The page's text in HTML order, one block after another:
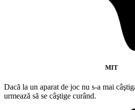
MIT
Dacă la un aparat de joc nu s-a mai
urmează să se câştige curând.